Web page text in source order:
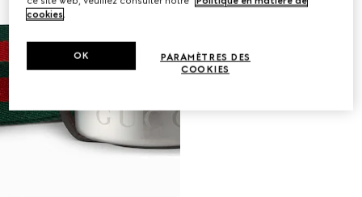
cookies.
PARAMÈTRES DES
COOKIES
OK